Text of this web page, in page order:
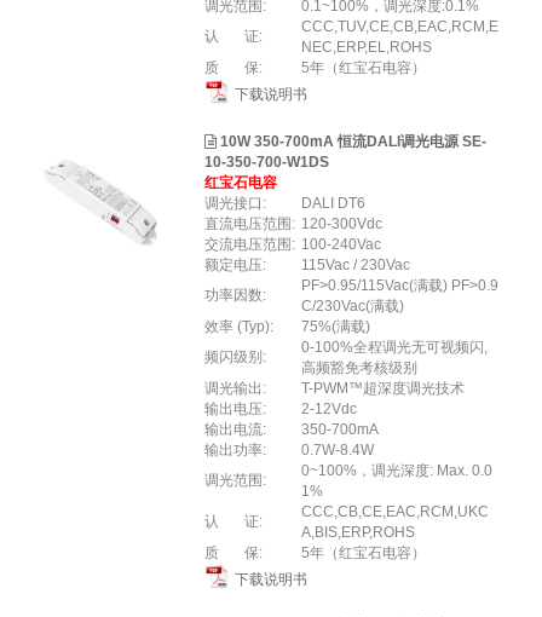
调光范围:
0.1~100%，调光深度:0.1%
认 证:
CCC,TUV,CE,CB,EAC,RCM,E
NEC,ERP,EL,ROHS
质 保:
5年（红宝石电容）
下载说明书
10W 350-700mA 恒流DALI调光电源 SE-
10-350-700-W1DS
红宝石电容
调光接口:
DALI DT6
直流电压范围: 120-300Vdc
交流电压范围: 100-240Vac
额定电压:
115Vac / 230Vac
功率因数:
PF>0.95/115Vac(满载) PF>0.9
C/230Vac(满载)
效率 (Typ):
75%(满载)
频闪级别:
0-100%全程调光无可视频闪,
高频豁免考核级别
调光输出:
T-PWM™超深度调光技术
输出电压:
2-12Vdc
输出电流:
350-700mA
输出功率:
0.7W-8.4W
调光范围:
0~100%，调光深度: Max. 0.0
1%
认 证:
CCC,CB,CE,EAC,RCM,UKC
A,BIS,ERP,ROHS
质 保:
5年（红宝石电容）
下载说明书